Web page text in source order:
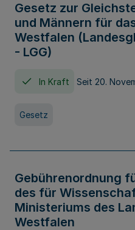
Gesetz zur
und Männern für
Westfalen
- LGG)
In Kraft Seit 20.
Gesetz
Gebührenordnung
des für
Ministeriums des
Westfalen